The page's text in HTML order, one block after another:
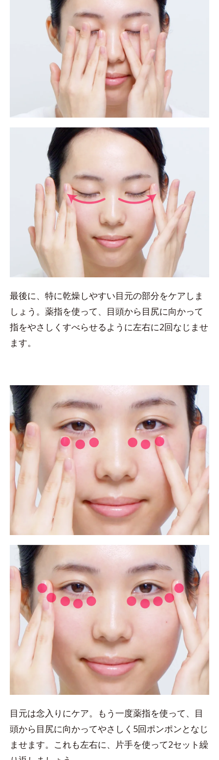
最後に、特に乾燥しやすい目元の部分をケアしま
しょう。薬指を使って、目頭から目尻に向かって
指をやさしくすべらせるように左右に2回なじませ
ます。
目元は念入りにケア。もう一度薬指を使って、目
頭から目尻に向かってやさしく5回ポンポンとなじ
ませます。これも左右に、片手を使って2セット繰